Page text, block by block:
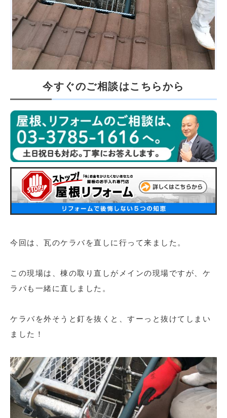
今すぐのご相談はこちらから
今回は、瓦のケラバを直しに行って来ました。
この現場は、棟の取り直しがメインの現場ですが、ケ
ラバも一緒に直しました。
ケラバを外そうと釘を抜くと、すーっと抜けてしまい
ました！